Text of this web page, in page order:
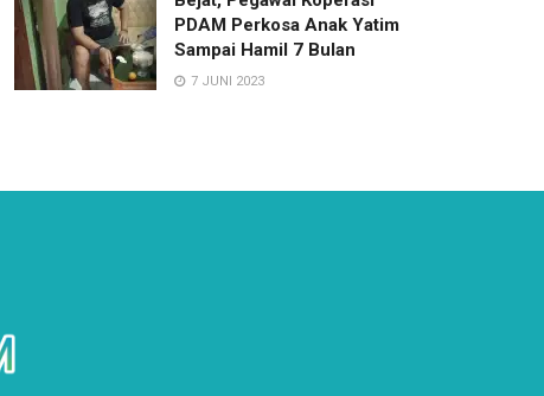
PDAM Perkosa Anak Yatim
Sampai Hamil 7 Bulan
7 JUNI 2023